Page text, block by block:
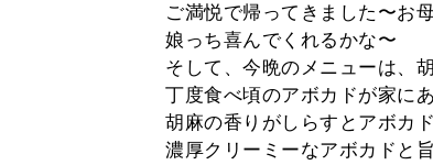
ご満悦で帰ってきました〜お
娘っち喜んでくれるかな〜
そして、今晩のメニューは、
丁度食べ頃のアボカドが家に
胡麻の香りがしらすとアボカ
濃厚クリーミーなアボカドと